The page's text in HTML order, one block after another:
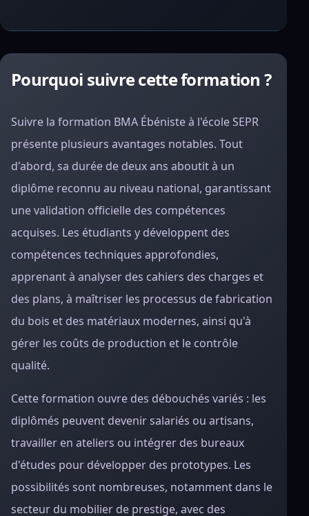
Pourquoi suivre cette formation ?
Suivre la formation BMA Ébéniste à l'école SEPR
présente plusieurs avantages notables. Tout
d'abord, sa durée de deux ans aboutit à un
diplôme reconnu au niveau national, garantissant
une validation officielle des compétences
acquises. Les étudiants y développent des
compétences techniques approfondies,
apprenant à analyser des cahiers des charges et
des plans, à maîtriser les processus de fabrication
du bois et des matériaux modernes, ainsi qu'à
gérer les coûts de production et le contrôle
qualité.
Cette formation ouvre des débouchés variés : les
diplômés peuvent devenir salariés ou artisans,
travailler en ateliers ou intégrer des bureaux
d'études pour développer des prototypes. Les
possibilités sont nombreuses, notamment dans le
secteur du mobilier de prestige, avec des